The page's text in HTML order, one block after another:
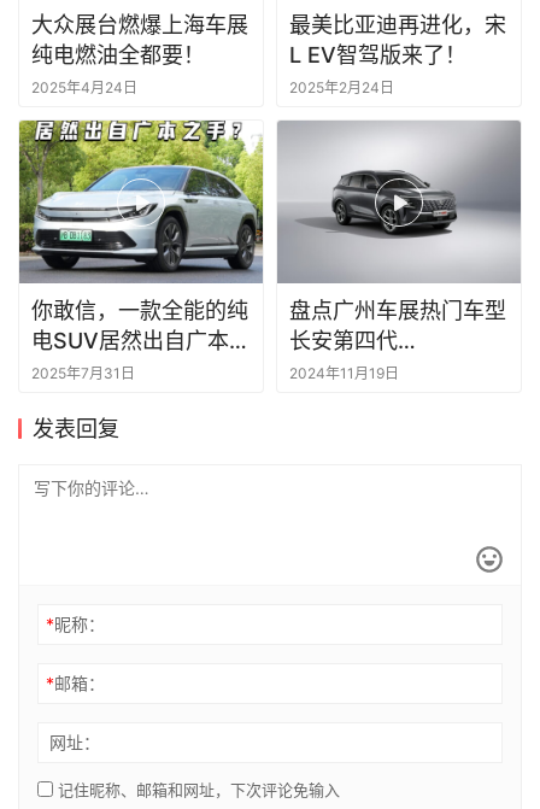
大众展台燃爆上海车展
纯电燃油全都要！
2025年4月24日
最美比亚迪再进化，宋
L EV智驾版来了！
2025年2月24日
你敢信，一款全能的纯
电SUV居然出自广本之
手？
2025年7月31日
盘点广州车展热门车型
长安第四代
CS75PLUS值得关注
2024年11月19日
发表回复
*昵称：
*邮箱：
网址：
记住昵称、邮箱和网址，下次评论免输入